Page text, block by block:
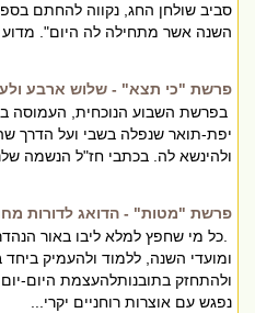
סביב שולחן החג, נקווה להחתם
השנה אשר מתחילה לה היום".
פרשת "כי תצא" - שלוש ארבע
בפרשת השבוע הנוכחית, העמוסה
יפת-תואר שנפלה בשבי ועל הדרך
ולהינשא לה. בכתבי חז"ל הנשמה
פרשת "מטות" - הדואג לדורות
.כל מי שחפץ למלא ליבו באור
ומועדי השנה, ללמוד ולהעמיק
ולהתחזק בתובנותלהעצמת היום-
נפגש עם אוצרות רוחניים יקרי...